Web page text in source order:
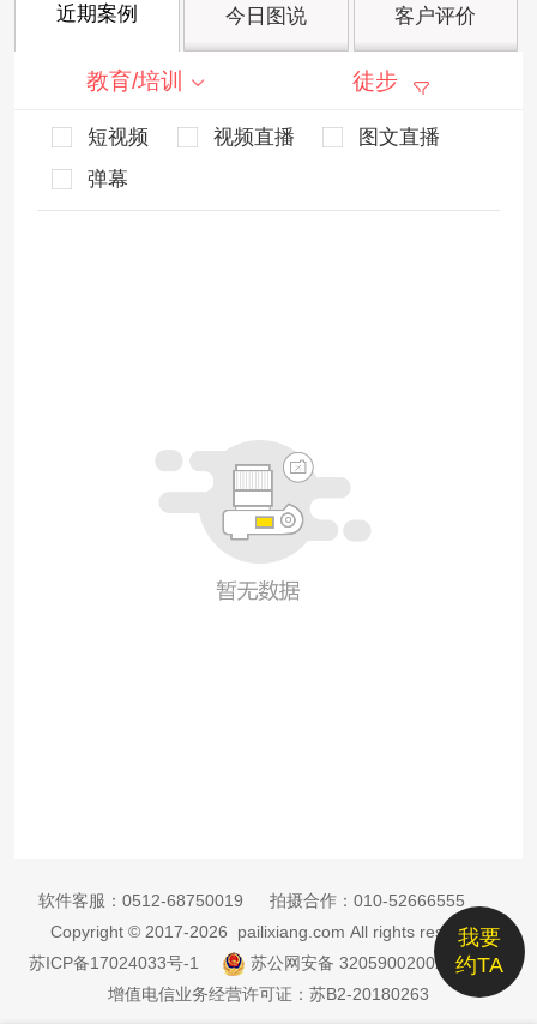
近期案例 今日图说 客户评价
教育/培训 徒步
短视频 视频直播
图文直播
弹幕
我要
约TA
软件客服： 0512-68750019 拍摄合作： 010-52666555
Copyright © 2017-2026 pailixiang.com All rights reserved
苏ICP备17024033号-1
苏公网安备 32059002002885号
增值电信业务经营许可证：苏B2-20180263